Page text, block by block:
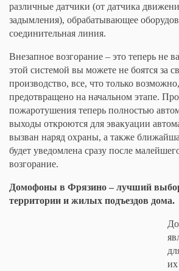
различные датчики (от датчика
задымления), обрабатывающее
соединительная линия.
Внезапное возгорание – это теперь не
этой системой вы можете не боятся за
производство, все, что только
предотвращено на начальном этапе.
пожаротушения теперь полностью
выходы откроются для эвакуации
вызван наряд охраны, а также
будет уведомлена сразу после
возгорание.
Домофоны в Фрязино – лучший выбор
территории и жилых подъездов дома.
их